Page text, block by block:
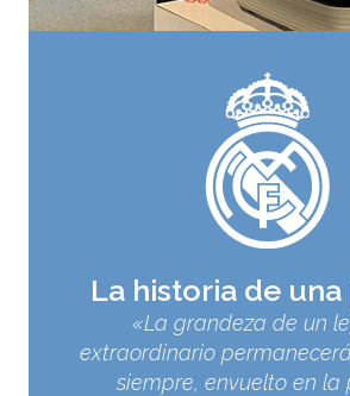
La historia de una
«La grandeza de un
extraordinario
siempre, envuelto en la